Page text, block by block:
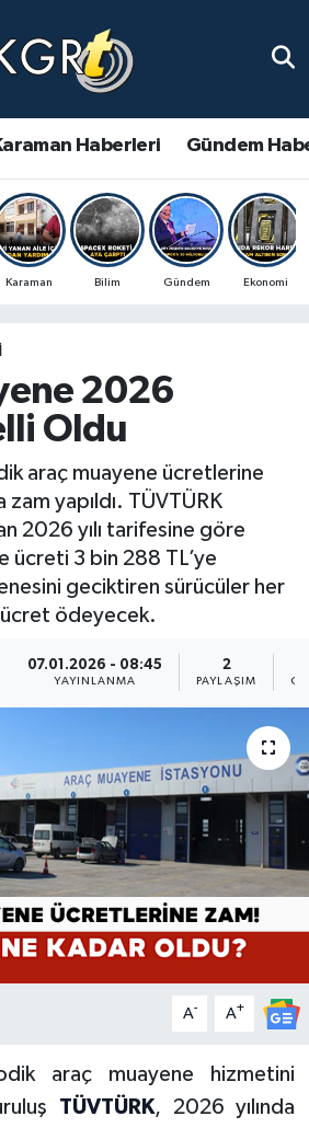
Haberleri Gündem
Karaman Bilim Gündem Ekonomi
2026
Oldu
araç muayene ücretlerine
yapıldı. TÜVTÜRK
2026 yılı tarifesine göre
ücreti 3 bin 288 TL’ye
geciktiren sürücüler her
ödeyecek.
07.01.2026 - 08:45
YAYINLANMA
2
PAYLAŞIM
A- A+
araç muayene hizmetini
TÜVTÜRK, 2026 yılında